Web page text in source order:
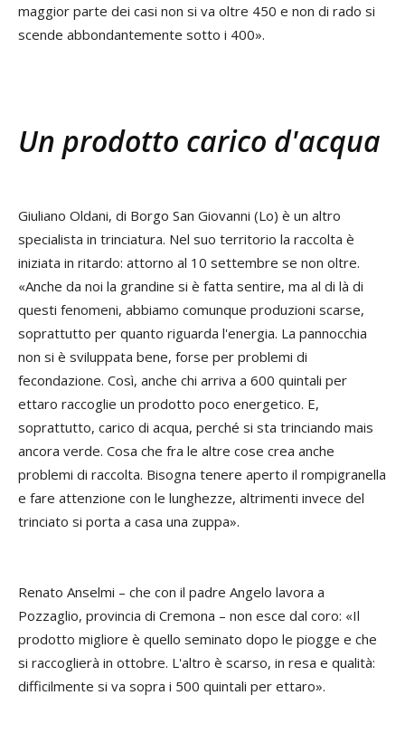
maggior parte dei casi non si va oltre 450 e non di rado si
scende abbondantemente sotto i 400».
Un prodotto carico d'acqua
Giuliano Oldani, di Borgo San Giovanni (Lo) è un altro
specialista in trinciatura. Nel suo territorio la raccolta è
iniziata in ritardo: attorno al 10 settembre se non oltre.
«Anche da noi la grandine si è fatta sentire, ma al di là di
questi fenomeni, abbiamo comunque produzioni scarse,
soprattutto per quanto riguarda l'energia. La pannocchia
non si è sviluppata bene, forse per problemi di
fecondazione. Così, anche chi arriva a 600 quintali per
ettaro raccoglie un prodotto poco energetico. E,
soprattutto, carico di acqua, perché si sta trinciando mais
ancora verde. Cosa che fra le altre cose crea anche
problemi di raccolta. Bisogna tenere aperto il rompigranella
e fare attenzione con le lunghezze, altrimenti invece del
trinciato si porta a casa una zuppa».
Renato Anselmi – che con il padre Angelo lavora a
Pozzaglio, provincia di Cremona – non esce dal coro: «Il
prodotto migliore è quello seminato dopo le piogge e che
si raccoglierà in ottobre. L'altro è scarso, in resa e qualità:
difficilmente si va sopra i 500 quintali per ettaro».